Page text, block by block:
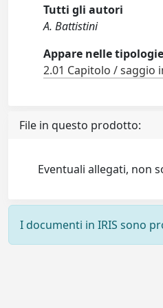
Tutti gli autori
A. Battistini
Appare nelle
2.01 Capitolo / saggio
File in questo prodotto:
Eventuali allegati, non
I documenti in IRIS sono